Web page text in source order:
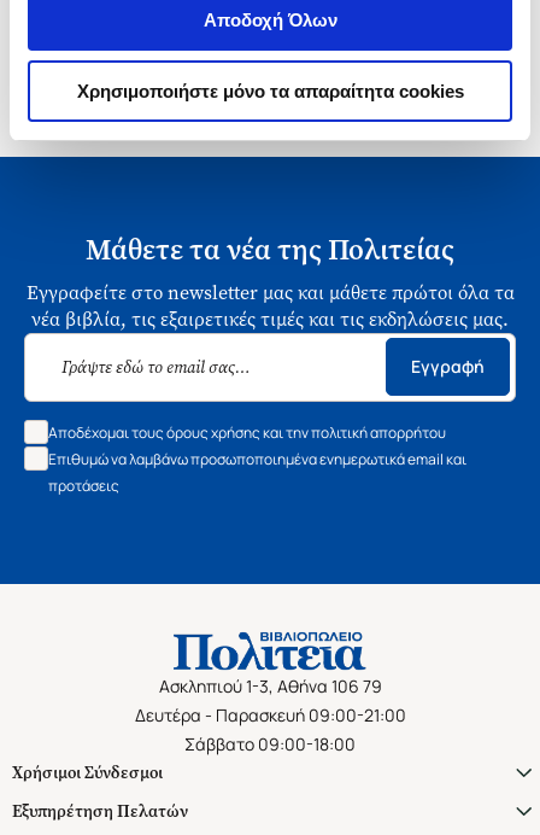
Αποδοχή Όλων
Χρησιμοποιήστε μόνο τα απαραίτητα cookies
Μάθετε τα νέα της Πολιτείας
Εγγραφείτε στο newsletter μας και μάθετε πρώτοι όλα τα
νέα βιβλία, τις εξαιρετικές τιμές και τις εκδηλώσεις μας.
Εγγραφή
Αποδέχομαι τους όρους χρήσης και την πολιτική απορρήτου
Επιθυμώ να λαμβάνω προσωποποιημένα ενημερωτικά email και
προτάσεις
Ασκληπιού 1-3, Αθήνα 106 79
Δευτέρα - Παρασκευή 09:00-21:00
Σάββατο 09:00-18:00
Χρήσιμοι Σύνδεσμοι
Εξυπηρέτηση Πελατών